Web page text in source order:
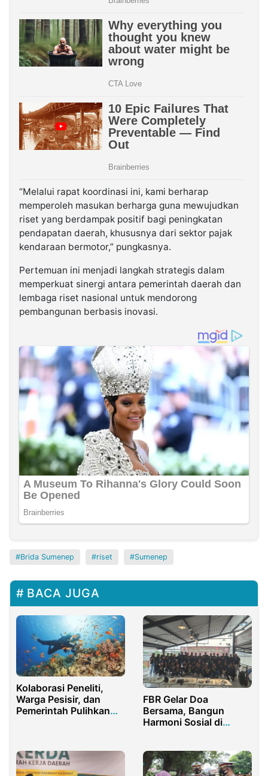
“Melalui rapat koordinasi ini, kami berharap
memperoleh masukan berharga guna mewujudkan
riset yang berdampak positif bagi peningkatan
pendapatan daerah, khususnya dari sektor pajak
kendaraan bermotor,” pungkasnya.
Pertemuan ini menjadi langkah strategis dalam
memperkuat sinergi antara pemerintah daerah dan
lembaga riset nasional untuk mendorong
pembangunan berbasis inovasi.
Brida Sumenep riset Sumenep
BACA JUGA
Kolaborasi Peneliti,
Warga Pesisir, dan
Pemerintah Pulihkan
FBR Gelar Doa
Bersama, Bangun
Harmoni Sosial di